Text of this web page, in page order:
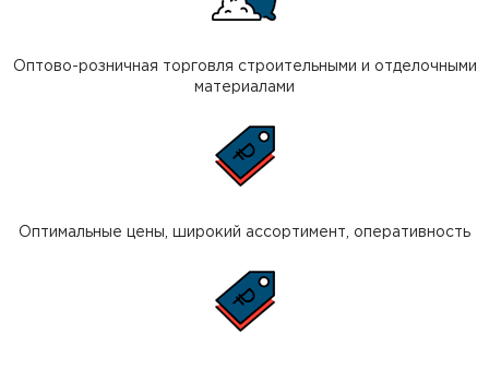
Оптово-розничная торговля строительными и отделочными
материалами
Оптимальные цены, широкий ассортимент, оперативность